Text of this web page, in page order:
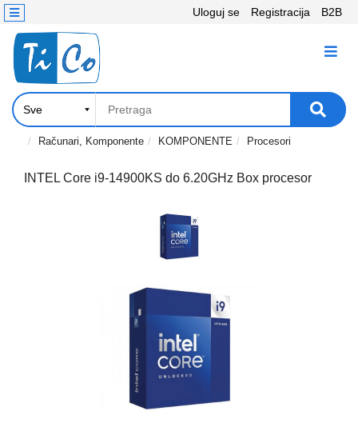
Uloguj se Registracija B2B
KATEGORIJE
Računari,
Komponente
Laptop
tablet
Kontakt
Računari, Komponente KOMPONENTE Procesori
INTEL Core i9-14900KS do 6.20GHz Box procesor